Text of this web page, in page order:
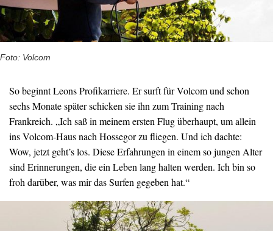
Foto: Volcom
So beginnt Leons Profikarriere. Er surft für Volcom und schon
sechs Monate später schicken sie ihn zum Training nach
Frankreich. „Ich saß in meinem ersten Flug überhaupt, um allein
ins Volcom-Haus nach Hossegor zu fliegen. Und ich dachte:
Wow, jetzt geht’s los. Diese Erfahrungen in einem so jungen Alter
sind Erinnerungen, die ein Leben lang halten werden. Ich bin so
froh darüber, was mir das Surfen gegeben hat.“